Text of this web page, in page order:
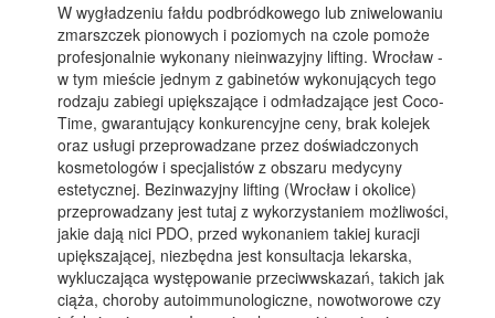
W wygładzeniu fałdu podbródkowego lub zniwelowaniu
zmarszczek pionowych i poziomych na czole pomoże
profesjonalnie wykonany nieinwazyjny lifting. Wrocław -
w tym mieście jednym z gabinetów wykonujących tego
rodzaju zabiegi upiększające i odmładzające jest Coco-
Time, gwarantujący konkurencyjne ceny, brak kolejek
oraz usługi przeprowadzane przez doświadczonych
kosmetologów i specjalistów z obszaru medycyny
estetycznej. Bezinwazyjny lifting (Wrocław i okolice)
przeprowadzany jest tutaj z wykorzystaniem możliwości,
jakie dają nici PDO, przed wykonaniem takiej kuracji
upiększającej, niezbędna jest konsultacja lekarska,
wykluczająca występowanie przeciwwskazań, takich jak
ciąża, choroby autoimmunologiczne, nowotworowe czy